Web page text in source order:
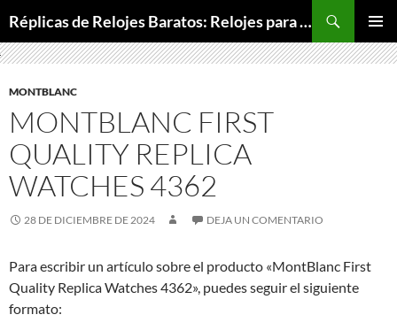
Réplicas de Relojes Baratos: Relojes para Todos los Bolsillos, Relojes de Lujo a Precios Bajos
MENÚ
AL
MONTBLANC
MONTBLANC FIRST
QUALITY REPLICA
WATCHES 4362
28 DE DICIEMBRE DE 2024 DEJA UN COMENTARIO
Para escribir un artículo sobre el producto «MontBlanc First
Quality Replica Watches 4362», puedes seguir el siguiente
formato: